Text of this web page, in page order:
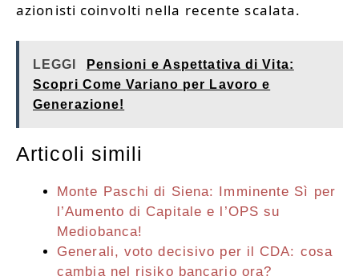
azionisti coinvolti nella recente scalata.
LEGGI
Pensioni e Aspettativa di Vita:
Scopri Come Variano per Lavoro e
Generazione!
Articoli simili
Monte Paschi di Siena: Imminente Sì per
l’Aumento di Capitale e l’OPS su
Mediobanca!
Generali, voto decisivo per il CDA: cosa
cambia nel risiko bancario ora?